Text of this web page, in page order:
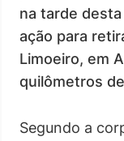
na tarde
ação para
Limoeiro, em
quilômetros
Segundo a